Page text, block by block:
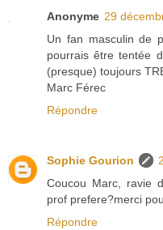
Anonyme 29
Un fan masculin de
pourrais être tentée
(presque) toujours
Marc Férec
Répondre
Sophie Gourion
Coucou Marc, ravie
prof prefere?merci
Répondre